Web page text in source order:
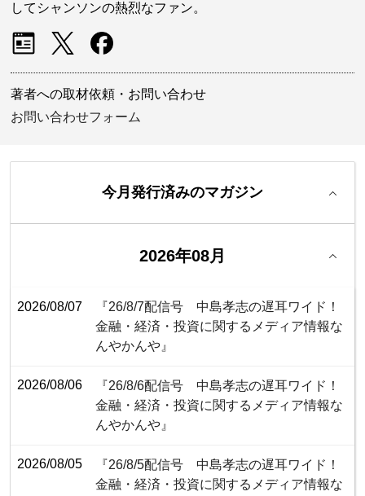
してシャンソンの熱烈なファン。
著者への取材依頼・お問い合わせ
お問い合わせフォーム
今月発行済みのマガジン
2026年08月
2026/08/07
『26/8/7配信号 中島孝志の遅耳ワイド！
金融・経済・投資に関するメディア情報な
んやかんや』
2026/08/06
『26/8/6配信号 中島孝志の遅耳ワイド！
金融・経済・投資に関するメディア情報な
んやかんや』
2026/08/05
『26/8/5配信号 中島孝志の遅耳ワイド！
金融・経済・投資に関するメディア情報な